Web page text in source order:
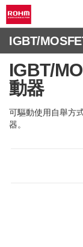
IGBT/
IGBT/
動器
可驅動使用自舉方
器。